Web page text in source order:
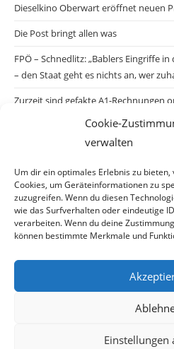
Cookie-
verwalten
Um dir ein optimales Erlebnis zu
Cookies, um Geräteinformationen zu
zuzugreifen. Wenn du diesen
wie das Surfverhalten oder eindeutige
verarbeiten. Wenn du deine
können bestimmte Merkmale und
Einstellungen
Dieselkino Oberwart eröffnet neuen
Die Post bringt allen was
FPÖ – Schnedlitz: „Bablers Eingriffe
– den Staat geht es nichts an, wer
Zurzeit sind gefakte A1-Rechnungen
Salzburgs Juden und ihre Sicherheit:
die Gefahr endlich konkret!“
Biologisches Wunder in Ceuta
Ein vermeintliches Abschiebemärchen
Archiv